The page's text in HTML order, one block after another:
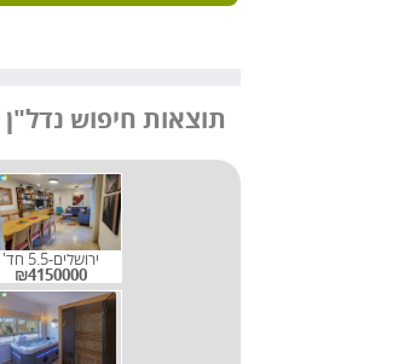
תוצאות חיפוש נדל"ן
ירושלים-5.5 חד'
₪4150000